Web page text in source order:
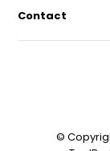
Contact
©